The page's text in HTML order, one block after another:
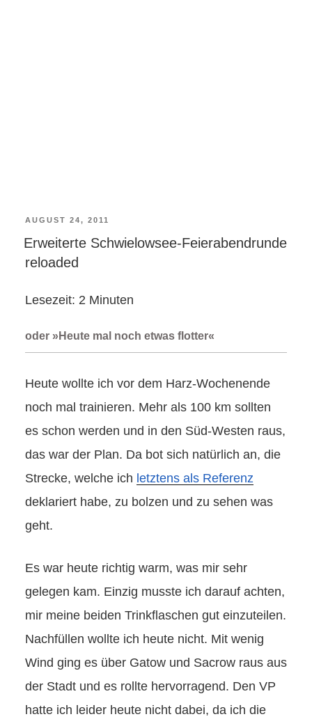
VERÖFFENTLICHT
AM
AUGUST 24, 2011
Erweiterte Schwielowsee-Feierabendrunde
reloaded
Lesezeit: 2 Minuten
oder »Heute mal noch etwas flotter«
Heute wollte ich vor dem Harz-Wochenende
noch mal trainieren. Mehr als 100 km sollten
es schon werden und in den Süd-Westen raus,
das war der Plan. Da bot sich natürlich an, die
Strecke, welche ich letztens als Referenz
deklariert habe, zu bolzen und zu sehen was
geht.
Es war heute richtig warm, was mir sehr
gelegen kam. Einzig musste ich darauf achten,
mir meine beiden Trinkflaschen gut einzuteilen.
Nachfüllen wollte ich heute nicht. Mit wenig
Wind ging es über Gatow und Sacrow raus aus
der Stadt und es rollte hervorragend. Den VP
hatte ich leider heute nicht dabei, da ich die